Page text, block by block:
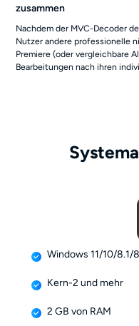
zusammen
Nachdem der MVC-Decoder
Nutzer andere professionelle
Premiere (oder vergleichbare
Bearbeitungen nach ihren
Windows 11/10/
Kern-2 und mehr
2 GB von RAM